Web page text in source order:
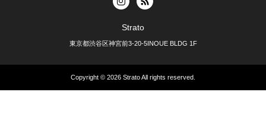
Strato
東京都渋谷区神宮前3-20-5INOUE BLDG 1F
Copyright © 2026 StratoAll rights reserved.